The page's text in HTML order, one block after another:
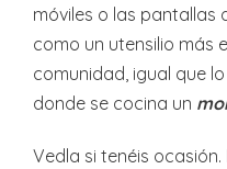
móviles o las pantallas
como un utensilio más
comunidad, igual que
donde se cocina un
Vedla si tenéis